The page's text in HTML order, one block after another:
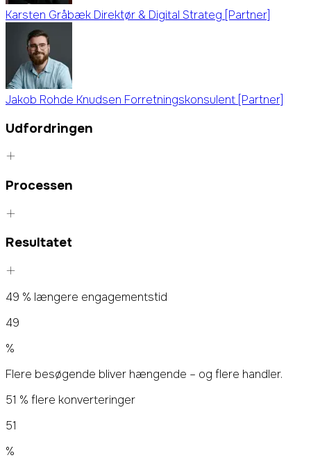
Karsten Gråbæk Direktør & Digital Strateg [Partner]
Jakob Rohde Knudsen Forretningskonsulent [Partner]
Udfordringen
Processen
Resultatet
49 % længere engagementstid
49
%
Flere besøgende bliver hængende – og flere handler.
51 % flere konverteringer
51
%